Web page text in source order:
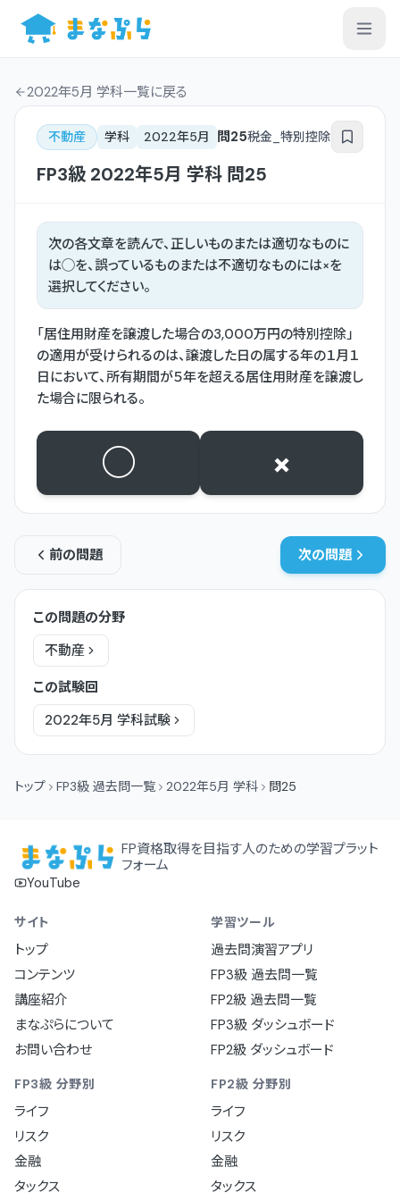
2022年5月 学科一覧に戻る
不動産 学科 2022年5月 問25税金_特別控除
FP3級 2022年5月 学科 問25
次の各文章を読んで、正しいものまたは適切なものに
は◯を、誤っているものまたは不適切なものには×を
選択してください。
「居住用財産を譲渡した場合の3,000万円の特別控除」
の適用が受けられるのは、譲渡した日の属する年の１月１
日において、所有期間が５年を超える居住用財産を譲渡し
た場合に限られる。
○ ×
前の問題 次の問題
この問題の分野
不動産
この試験回
2022年5月 学科試験
トップ FP3級 過去問一覧 2022年5月 学科 問25
FP資格取得を目指す人のための学習プラット
フォーム
YouTube
サイト
トップ
コンテンツ
講座紹介
まなぷらについて
お問い合わせ
学習ツール
過去問演習アプリ
FP3級 過去問一覧
FP2級 過去問一覧
FP3級 ダッシュボード
FP2級 ダッシュボード
FP3級 分野別
ライフ
リスク
金融
タックス
FP2級 分野別
ライフ
リスク
金融
タックス